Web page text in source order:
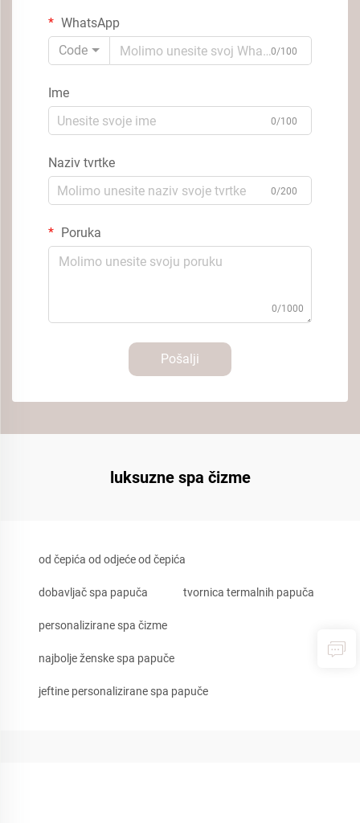
WhatsApp
Code
0/100
Ime
0/100
Naziv tvrtke
0/200
Poruka
0/1000
Pošalji
luksuzne spa čizme
od čepića od odjeće od čepića
dobavljač spa papuča tvornica termalnih papuča
personalizirane spa čizme
najbolje ženske spa papuče
jeftine personalizirane spa papuče